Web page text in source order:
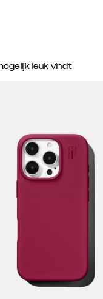
leuk vindt